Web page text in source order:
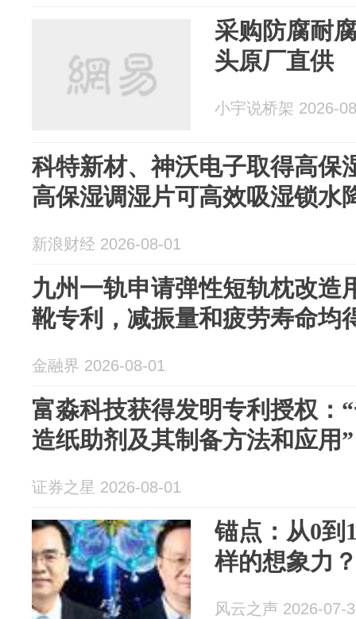
采购防腐耐
头原厂直供
小宇说桥架 2026-
科特新材、神沃电子取得高保
高保湿调湿片可高效吸湿锁水
新浪财经 2026-08-01
九州一轨申请弹性短轨枕改造
靴专利，减振量和疲劳寿命均
金融界 2026-08-01
富淼科技获得发明专利授权：
造纸助剂及其制备方法和应用”
证券之星 2026-08-01
锚点：从0到
样的想象力
风云之声 2026-07-